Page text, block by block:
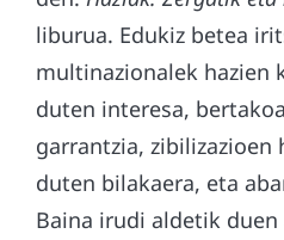
liburua. Edukiz betea
multinazionalek hazien
duten interesa,
garrantzia, zibilizazioen
duten bilakaera, eta
Baina irudi aldetik duen